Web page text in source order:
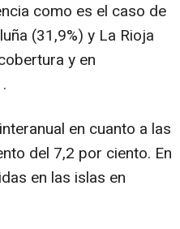
como es el caso de
(31,9%) y La Rioja
y en
en cuanto a las
del 7,2 por ciento. En
en las islas en